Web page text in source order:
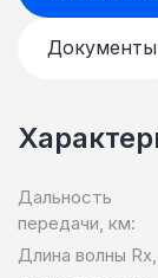
Документы
Дальность
передачи, км:
Длина волны